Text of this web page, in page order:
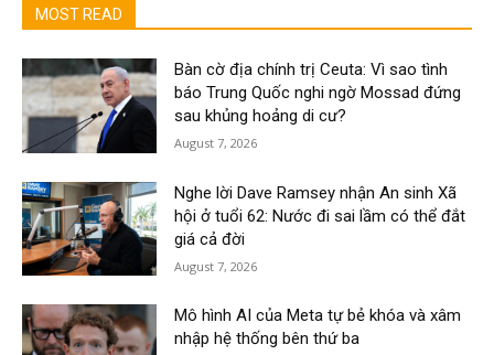
MOST READ
Bàn cờ địa chính trị Ceuta: Vì sao tình
báo Trung Quốc nghi ngờ Mossad đứng
sau khủng hoảng di cư?
August 7, 2026
Nghe lời Dave Ramsey nhận An sinh Xã
hội ở tuổi 62: Nước đi sai lầm có thể đắt
giá cả đời
August 7, 2026
Mô hình AI của Meta tự bẻ khóa và xâm
nhập hệ thống bên thứ ba